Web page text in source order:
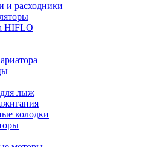
и расходники
HIFLO
лыж
колодки